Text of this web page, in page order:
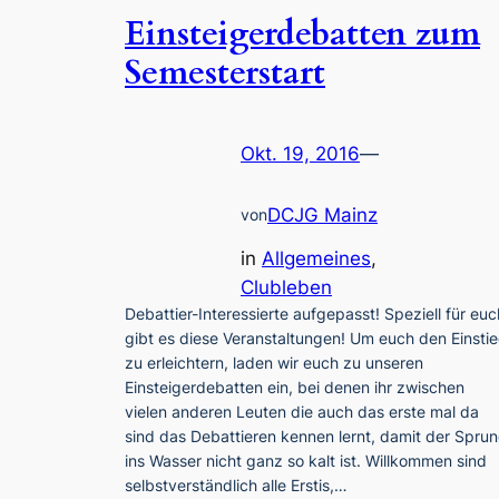
Einsteigerdebatten zum
Semesterstart
Okt. 19, 2016—
vonDCJG Mainz
in Allgemeines
Clubleben
Debattier-Interessierte aufgepasst! Speziell für
gibt es diese Veranstaltungen! Um euch den
zu erleichtern, laden wir euch zu unseren
Einsteigerdebatten ein, bei denen ihr zwischen
vielen anderen Leuten die auch das erste mal da
sind das Debattieren kennen lernt, damit der
ins Wasser nicht ganz so kalt ist. Willkommen sind
selbstverständlich alle Erstis,…